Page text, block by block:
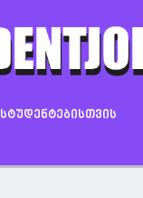
ᲡᲢᲣᲓᲔᲜᲢᲔᲑᲘᲡᲗᲕᲘᲡ